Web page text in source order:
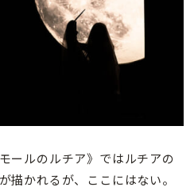
ールのルチア》ではルチアの
描かれるが、ここにはない。